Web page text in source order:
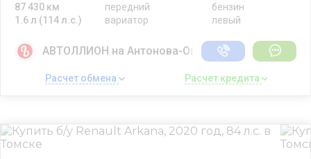
87 430 км
1.6 л (114 л.с.)
передний
вариатор
бензин
левый
АВТОЛЛИОН на Антонова-Овсеенко
Расчет обмена Расчет кредита